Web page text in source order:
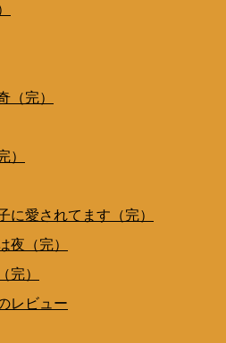
（完）
）
に愛されてます（完）
夜（完）
完）
レビュー